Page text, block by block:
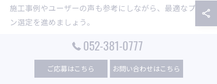
施工事例やユーザーの声も参考にしながら、最適なプラ
ン選定を進めましょう。
空調業界を牽引する企業の実績と
052-381-0777
ご応募はこちら お問い合わせはこちら